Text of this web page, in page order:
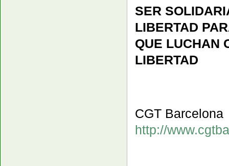
SER
LIBERTAD
QUE LUCHAN
LIBERTAD
CGT Barcelona
http://